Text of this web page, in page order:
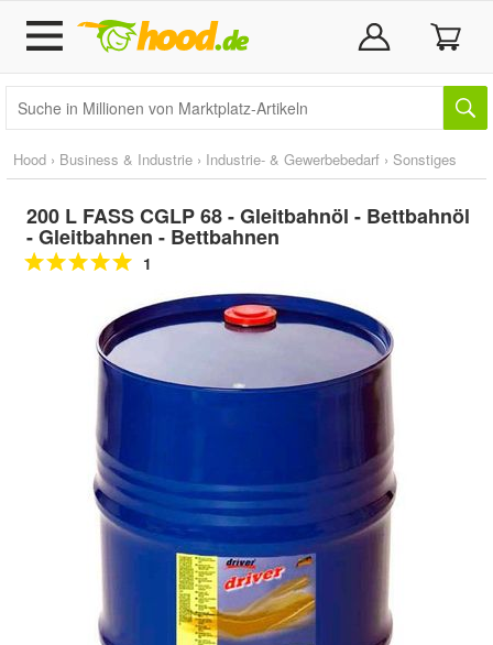
Hood › Business & Industrie › Industrie- & Gewerbebedarf › Sonstiges
200 L FASS CGLP 68 - Gleitbahnöl - Bettbahnöl
- Gleitbahnen - Bettbahnen
1